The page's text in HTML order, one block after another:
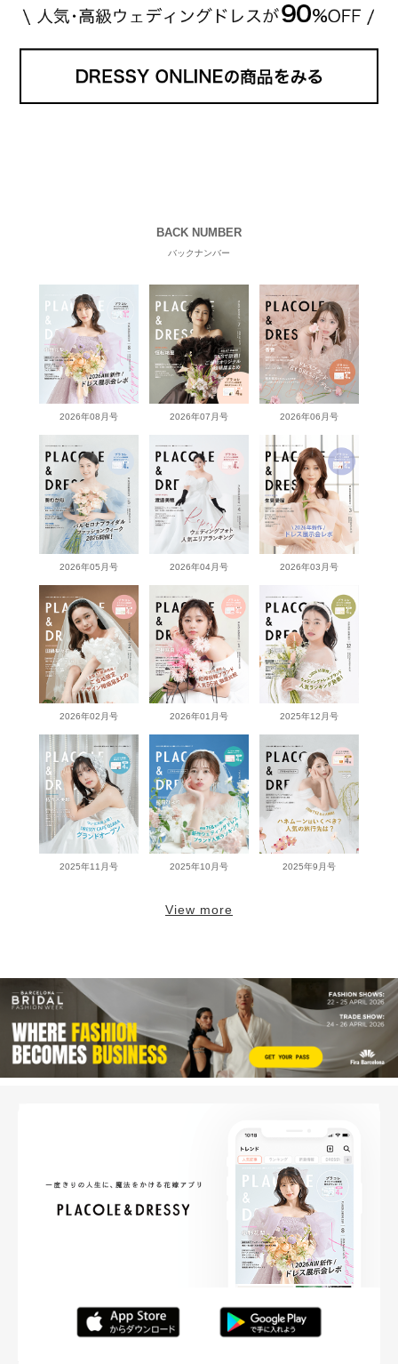
BACK NUMBER
バックナンバー
2026年08月号 2026年07月号 2026年06月号
2026年05月号 2026年04月号 2026年03月号
2026年02月号 2026年01月号 2025年12月号
2025年11月号 2025年10月号 2025年9月号
View more